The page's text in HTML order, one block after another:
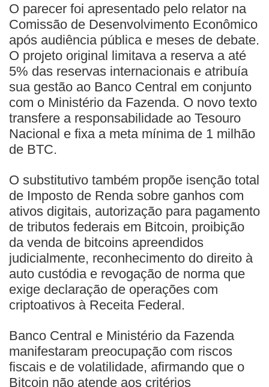
O parecer foi apresentado pelo relator na
Comissão de Desenvolvimento Econômico
após audiência pública e meses de debate.
O projeto original limitava a reserva a até
5% das reservas internacionais e atribuía
sua gestão ao Banco Central em conjunto
com o Ministério da Fazenda. O novo texto
transfere a responsabilidade ao Tesouro
Nacional e fixa a meta mínima de 1 milhão
de BTC.
O substitutivo também propõe isenção total
de Imposto de Renda sobre ganhos com
ativos digitais, autorização para pagamento
de tributos federais em Bitcoin, proibição
da venda de bitcoins apreendidos
judicialmente, reconhecimento do direito à
auto custódia e revogação de norma que
exige declaração de operações com
criptoativos à Receita Federal.
Banco Central e Ministério da Fazenda
manifestaram preocupação com riscos
fiscais e de volatilidade, afirmando que o
Bitcoin não atende aos critérios